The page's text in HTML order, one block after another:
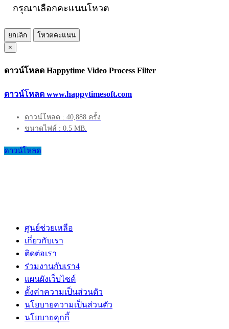
กรุณาเลือกคะแนนโหวต
ยกเลิก
โหวตคะแนน
×
ดาวน์โหลด Happytime Video Process Filter
ดาวน์โหลด www.happytimesoft.com
ดาวน์โหลด : 40,888 ครั้ง
ขนาดไฟล์ : 0.5 MB.
ดาวน์โหลด
ศูนย์ช่วยเหลือ
เกี่ยวกับเรา
ติดต่อเรา
ร่วมงานกับเรา4
แผนผังเว็บไซต์
ตั้งค่าความเป็นส่วนตัว
นโยบายความเป็นส่วนตัว
นโยบายคุกกี้